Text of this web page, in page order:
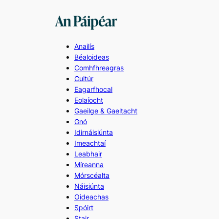
Anailís
Béaloideas
Comhfhreagras
Cultúr
Eagarfhocal
Eolaíocht
Gaeilge & Gaeltacht
Gnó
Idirnáisiúnta
Imeachtaí
Leabhair
Míreanna
Mórscéalta
Náisiúnta
Oideachas
Spóirt